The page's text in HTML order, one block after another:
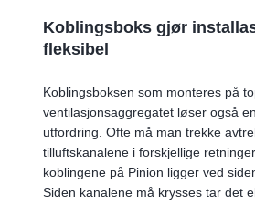
Koblingsboks gjør
fleksibel
Koblingsboksen som monteres på
ventilasjonsaggregatet løser også
utfordring. Ofte må man trekke
tilluftskanalene i forskjellige
koblingene på Pinion ligger ved
Siden kanalene må krysses tar det